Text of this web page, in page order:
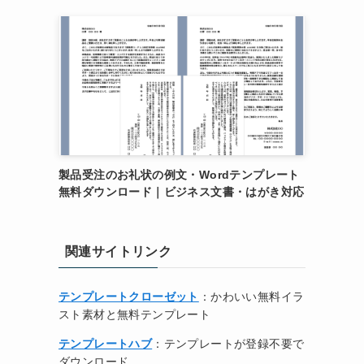
製品受注のお礼状の例文・Wordテンプレート
無料ダウンロード｜ビジネス文書・はがき対応
関連サイトリンク
テンプレートクローゼット ：かわいい無料イラ
スト素材と無料テンプレート
テンプレートハブ：テンプレートが登録不要で